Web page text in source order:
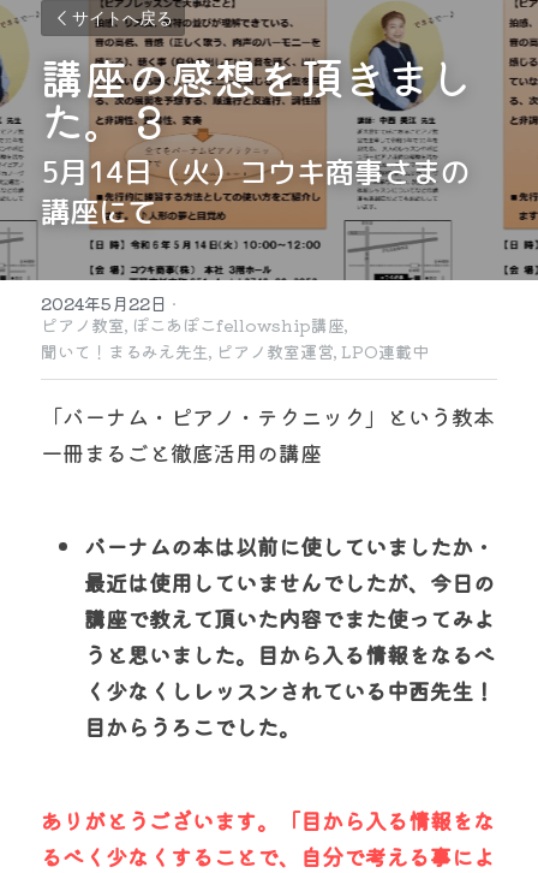
サイトへ戻る
講座の感想を頂きまし
た。３
5月14日（火）コウキ商事さまの
講座にて
2024年5月22日 ·
ピアノ教室, ぽこあぽこfellowship講座,
聞いて！まるみえ先生, ピアノ教室運営, LPO連載中
「バーナム・ピアノ・テクニック」という教本
一冊まるごと徹底活用の講座
バーナムの本は以前に使していましたか・
最近は使用していませんでしたが、 今日の
講座で教えて頂いた内容でまた使ってみよ
うと思いました。 目から入る情報をなるべ
く少なくしレッスンされている中西先生！
目からうろこでした。
ありがとうございます。「目から入る情報をな
るべく少なくすることで、自分で考える事によ